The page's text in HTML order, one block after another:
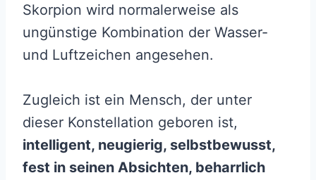
Skorpion wird normalerweise als
ungünstige Kombination der Wasser-
und Luftzeichen angesehen.
Zugleich ist ein Mensch, der unter
dieser Konstellation geboren ist,
intelligent, neugierig, selbstbewusst,
fest in seinen Absichten, beharrlich